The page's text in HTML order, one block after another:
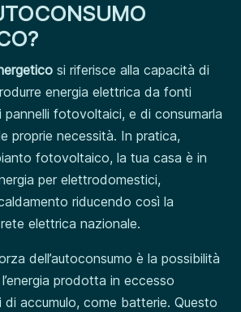
si riferisce alla capacità di
energia elettrica da fonti
pannelli fotovoltaici, e di consumarla
proprie necessità. In pratica,
fotovoltaico, la tua casa è in
per elettrodomestici,
riducendo così la
elettrica nazionale.
dell’autoconsumo è la possibilità
prodotta in eccesso
accumulo, come batterie. Questo